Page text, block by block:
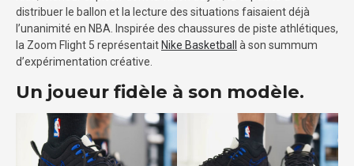
distribuer le ballon et la lecture des situations faisaient déjà
l’unanimité en NBA. Inspirée des chaussures de piste athlétiques,
la Zoom Flight 5 représentait Nike Basketball
à son summum
d’expérimentation créative.
Un joueur fidèle à son modèle.